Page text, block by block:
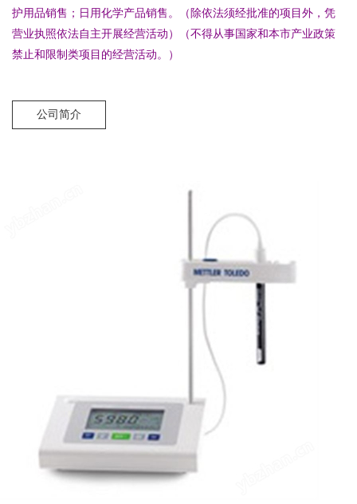
护用品销售；日用化学产品销售。（除依法须经批准的项目外，凭
营业执照依法自主开展经营活动）（不得从事国家和本市产业政策
禁止和限制类项目的经营活动。）
公司简介